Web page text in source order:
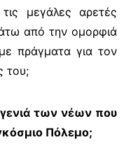
μεγάλες αρετές
από την ομορφιά
πράγματα για τον
του;
γενιά των νέων που
Πόλεμο;